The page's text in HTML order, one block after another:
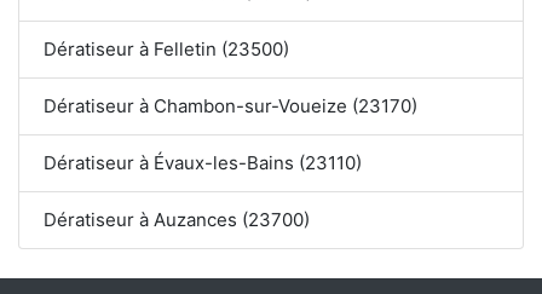
Dératiseur à Felletin (23500)
Dératiseur à Chambon-sur-Voueize (23170)
Dératiseur à Évaux-les-Bains (23110)
Dératiseur à Auzances (23700)